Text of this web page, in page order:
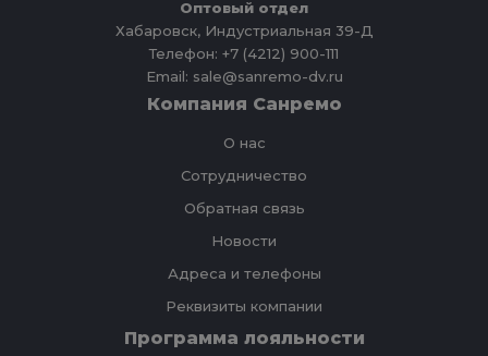
Оптовый отдел
Хабаровск, Индустриальная 39-Д
Телефон: +7 (4212) 900-111
Email: sale@sanremo-dv.ru
Компания Санремо
О нас
Сотрудничество
Обратная связь
Новости
Адреса и телефоны
Реквизиты компании
Программа лояльности